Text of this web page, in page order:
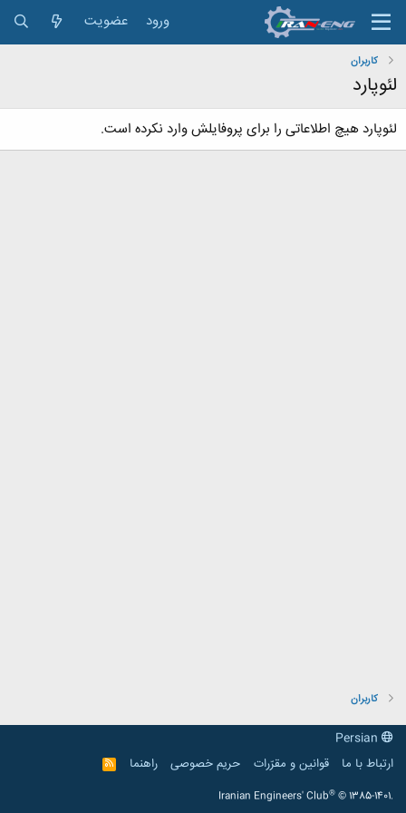
ورود عضویت
کاربران
لئوپارد
لئوپارد هیچ اطلاعاتی را برای پروفایلش وارد نکرده است.
کاربران
ارتباط با ما
قوانین و مقرّرات حریم خصوصی راهنما
R
S
Iranian Engineers' Club® © 1385-1401.